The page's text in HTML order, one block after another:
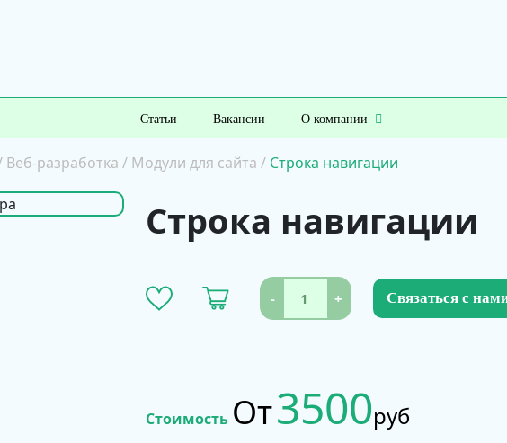
Статьи Вакансии О компании
Веб-разработка / Модули для сайта / Строка навигации
Строка навигации
- + Связаться с
Стоимость От3500руб